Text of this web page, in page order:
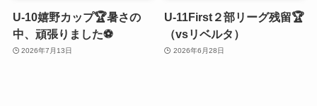
U-10嬉野カップ🏆暑さの
中、頑張りました⚽️
2026年7月13日
U-11First２部リーグ残留🏆
（vsリベルタ）
2026年6月28日